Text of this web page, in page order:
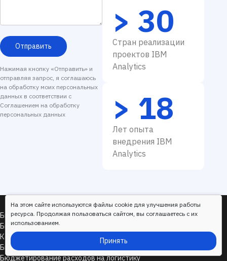
> 30
Стран реализации
проектов IBM
Analytics
> 18
Лет опыта
внедрения IBM
Analytics
Отправить
Нажимая кнопку «Отправить» и
отправляя запрос, я соглашаюсь
на обработку моих персональных
данных в соответствии с
Соглашением на обработку
персональных данных
Бюджетирование продаж
Бюджетирование расходов на персонал
Контроль расходов и платежный календарь
Бюджетирование OPEX и G&A
Бюджетирование расходов на логистику
На этом сайте используются файлы cookie для улучшения работы
ресурса. Продолжая пользоваться сайтом, вы соглашаетесь с их
использованием.
Принять